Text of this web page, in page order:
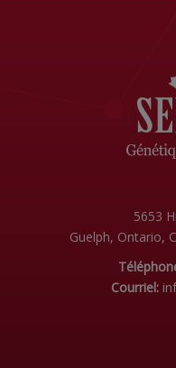
5653
Guelph, Ontario,
Courriel: